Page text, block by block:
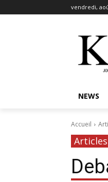
vendredi,
NEWS
Accueil
Articles